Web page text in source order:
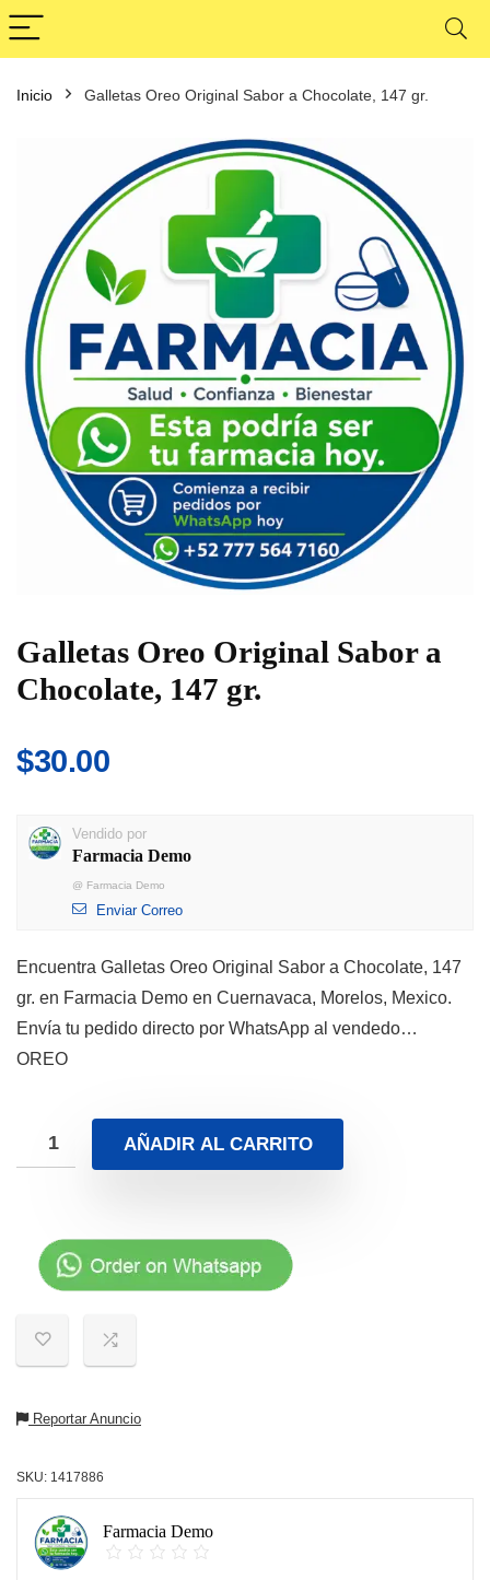
Inicio Galletas Oreo Original Sabor a Chocolate, 147 gr.
Galletas Oreo Original Sabor a
Chocolate, 147 gr.
$30.00
Vendido por
Farmacia Demo
@ Farmacia Demo
Enviar Correo
Encuentra Galletas Oreo Original Sabor a Chocolate, 147
gr. en Farmacia Demo en Cuernavaca, Morelos, Mexico.
Envía tu pedido directo por WhatsApp al vendedo…
OREO
AÑADIR AL CARRITO
Reportar Anuncio
SKU: 1417886
Farmacia Demo